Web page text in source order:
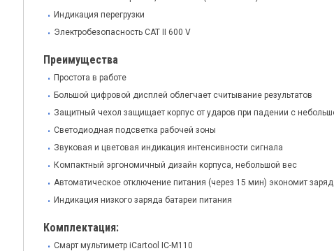
Индикация перегрузки
Электробезопасность CAT II 600 V
Преимущества
Простота в работе
Большой цифровой дисплей облегчает считывание результатов
Защитный чехол защищает корпус от ударов при падении с
Светодиодная подсветка рабочей зоны
Звуковая и цветовая индикация интенсивности сигнала
Компактный эргономичный дизайн корпуса, небольшой вес
Автоматическое отключение питания (через 15 мин) экономит
Индикация низкого заряда батареи питания
Комплектация:
Смарт мультиметр iCartool IC-M110